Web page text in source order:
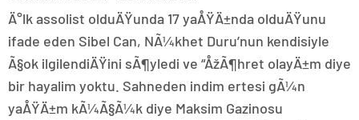
Ä°lk assolist olduÄŸunda 17 yaÅŸÄ±nda olduÄŸunu
ifade eden Sibel Can, NÃ¼khet Duru’nun kendisiyle
Ã§ok ilgilendiÄŸini sÃ¶yledi ve “ÅžÃ¶hret olayÄ±m diye
bir hayalim yoktu. Sahneden indim ertesi gÃ¼n
yaÅŸÄ±m kÃ¼Ã§Ã¼k diye Maksim Gazinosu